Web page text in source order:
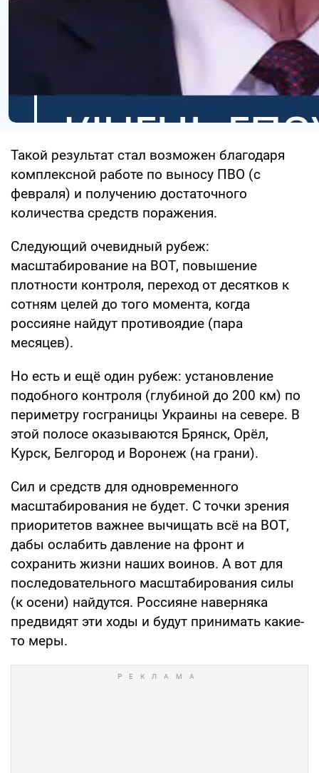
Такой результат стал возможен благодаря
комплексной работе по выносу ПВО (с
февраля) и получению достаточного
количества средств поражения.
Следующий очевидный рубеж:
масштабирование на ВОТ, повышение
плотности контроля, переход от десятков к
сотням целей до того момента, когда
россияне найдут противоядие (пара
месяцев).
Но есть и ещё один рубеж: установление
подобного контроля (глубиной до 200 км) по
периметру госграницы Украины на севере. В
этой полосе оказываются Брянск, Орёл,
Курск, Белгород и Воронеж (на грани).
Сил и средств для одновременного
масштабирования не будет. С точки зрения
приоритетов важнее вычищать всё на ВОТ,
дабы ослабить давление на фронт и
сохранить жизни наших воинов. А вот для
последовательного масштабирования силы
(к осени) найдутся. Россияне наверняка
предвидят эти ходы и будут принимать какие-
то меры.